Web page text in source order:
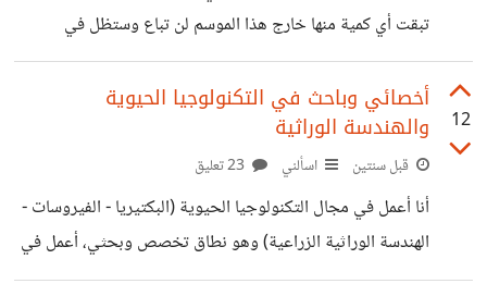
تبقت أي كمية منها خارج هذا الموسم لن تباع وستظل في
المخازن حتى العام القادم, فما هي الحلول من وجهة نظرك
لتجنب حدوث هذا قبل انقضاء مدة بيعها المناسبة؟
12
أخصائي وباحث في التكنولوجيا الحيوية
والهندسة الوراثية
قبل سنتين اسألني
أنا أعمل في مجال التكنولوجيا الحيوية (البكتيريا - الفيروسات -
الهندسة الوراثية الزراعية) وهو نطاق تخصص وبحثي،​ أعمل في
المنتجات الحيوية خاصة الزراعية والطبية كالمواد الفعالة